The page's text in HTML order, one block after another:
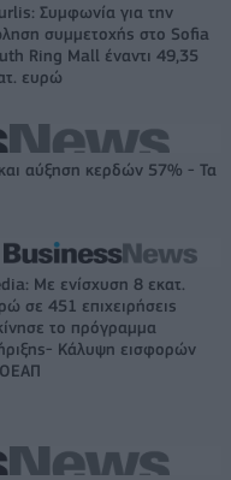
Συμφωνία για την
συμμετοχής στο Sofia
Ring Mall έναντι 49,35
ευρώ
αύξηση κερδών 57% - Τα
Με ενίσχυση 8 εκατ.
σε 451 επιχειρήσεις
το πρόγραμμα
Κάλυψη εισφορών